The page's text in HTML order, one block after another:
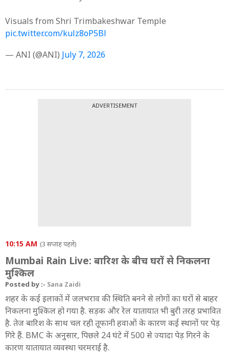
Visuals from Shri Trimbakeshwar Temple
pic.twitter.com/kulz8oP5Bl
— ANI (@ANI) July 7, 2026
ADVERTISEMENT
10:15 AM (3 सप्ताह पहले)
Mumbai Rain Live: बारिश के बीच घरों से निकलना
मुश्किल
Posted by :- Sana Zaidi
शहर के कई इलाकों में जलभराव की स्थिति बनने से लोगों का घरों से बाहर
निकलना मुश्किल हो गया है. सड़क और रेल यातायात भी बुरी तरह प्रभावित
है. तेज बारिश के साथ चल रही तूफानी हवाओं के कारण कई स्थानों पर पेड़
गिरे हैं. BMC के अनुसार, पिछले 24 घंटे में 500 से ज्यादा पेड़ गिरने के
कारण यातायात व्यवस्था चरमराई है.